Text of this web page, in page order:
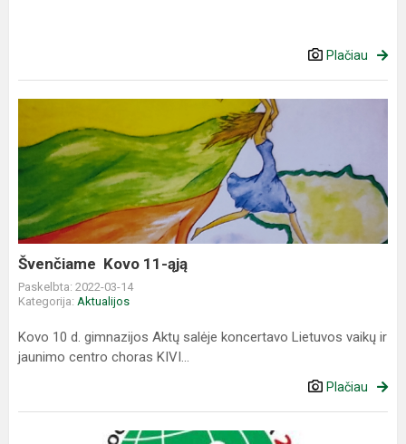
Plačiau
11-
ąją
Švenčiame Kovo 11-ąją
Paskelbta: 2022-03-14
Kategorija: Aktualijos
Kovo 10 d. gimnazijos Aktų salėje koncertavo Lietuvos vaikų ir
jaunimo centro choras KIVI...
Plačiau